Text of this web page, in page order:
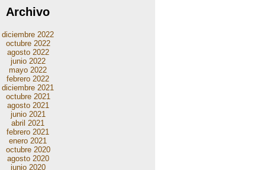
Archivo
diciembre 2022
octubre 2022
agosto 2022
junio 2022
mayo 2022
febrero 2022
diciembre 2021
octubre 2021
agosto 2021
junio 2021
abril 2021
febrero 2021
enero 2021
octubre 2020
agosto 2020
junio 2020